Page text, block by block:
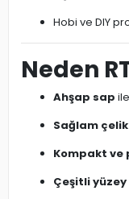
Hobi ve DIY
Neden
Ahşap sap
Sağlam
Kompakt ve
Çeşitli